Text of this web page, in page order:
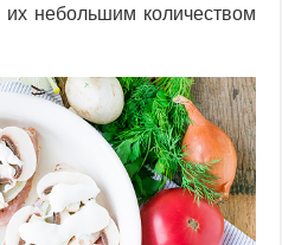
небольшим количеством